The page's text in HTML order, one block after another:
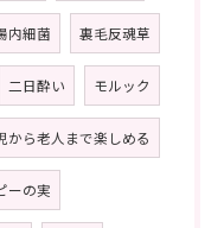
内細菌 裏毛反魂草
二日酔い モルック
から老人まで楽しめる
ーの実